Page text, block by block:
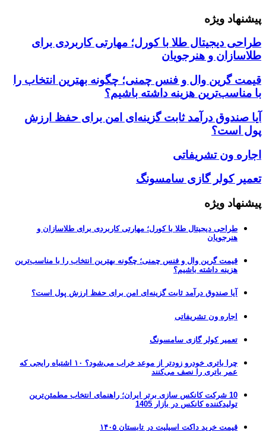
پیشنهاد ویژه
طراحی دیجیتال طلا با کورل؛ مهارتی کاربردی برای
طلاسازان و هنرجویان
قیمت گرین وال و فنس چمنی؛ چگونه بهترین انتخاب را
با مناسب‌ترین هزینه داشته باشیم؟
آیا صندوق درآمد ثابت گزینه‌ای امن برای حفظ ارزش
پول است؟
اجاره ون تشریفاتی
تعمیر کولر گازی سامسونگ
پیشنهاد ویژه
طراحی دیجیتال طلا با کورل؛ مهارتی کاربردی برای طلاسازان و
هنرجویان
قیمت گرین وال و فنس چمنی؛ چگونه بهترین انتخاب را با مناسب‌ترین
هزینه داشته باشیم؟
آیا صندوق درآمد ثابت گزینه‌ای امن برای حفظ ارزش پول است؟
اجاره ون تشریفاتی
تعمیر کولر گازی سامسونگ
چرا باتری خودرو زودتر از موعد خراب می‌شود؟ ۱۰ اشتباه رایجی که
عمر باتری را نصف می‌کنند
10 شرکت کانکس سازی برتر ایران؛ راهنمای انتخاب مطمئن‌ترین
تولیدکننده کانکس در بازار 1405
قیمت خرید داکت اسپلیت در تابستان ۱۴۰۵